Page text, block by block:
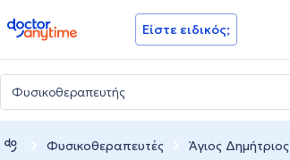
doctoranytime Είστε ειδικός;
Φυσικοθεραπευτές Άγιος Δημήτριος